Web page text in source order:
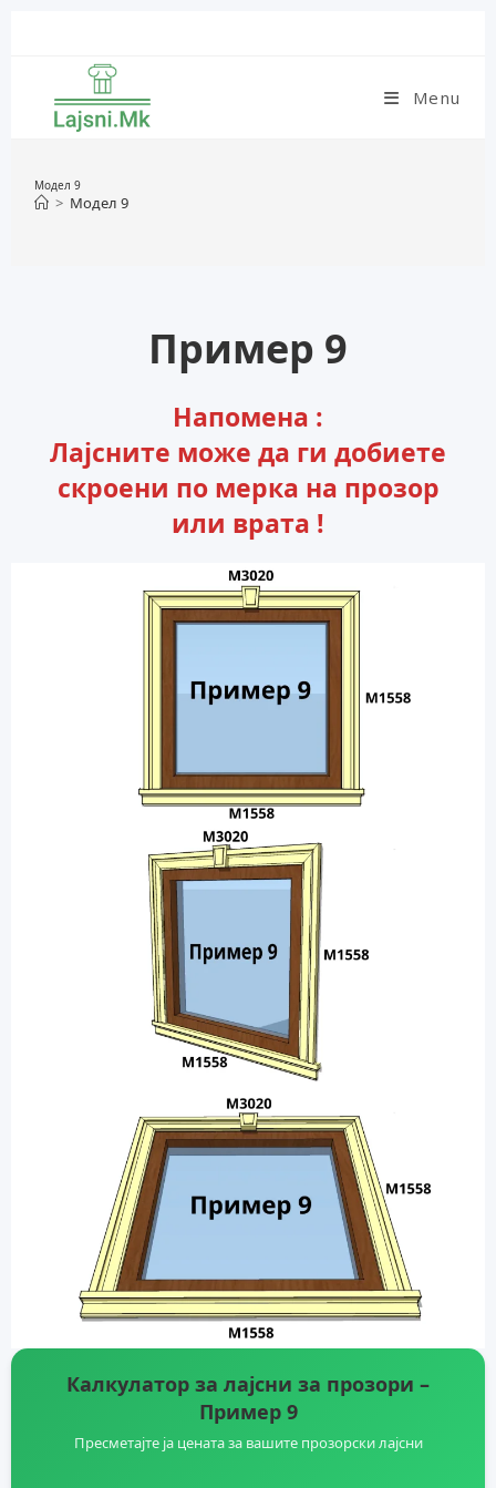
Menu
Модел 9
> Модел 9
Пример 9
Напомена :
Лајсните може да ги добиете
скроени по мерка на прозор
или врата !
Калкулатор за лајсни за прозори –
Пример 9
Пресметајте ја цената за вашите прозорски лајсни